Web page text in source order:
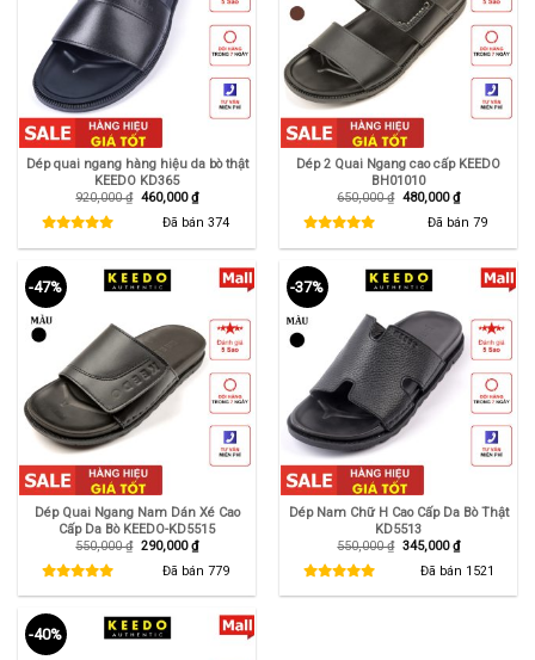
Dép quai ngang hàng hiệu da bò thật
KEEDO KD365
920,000₫ Giá
460,000₫Giá
hiện
tại
Đã bán 374
Dép 2 Quai Ngang cao cấp KEEDO
BH01010
650,000₫ Giá
480,000₫Giá
hiện
tại
Đã bán 79
-47%
Dép Quai Ngang Nam Dán Xé Cao
Cấp Da Bò KEEDO-KD5515
550,000₫ Giá
550,000 ₫.
290,000₫Giá
hiện
tại
là:
290,000 ₫.
Đã bán 779
-37%
Dép Nam Chữ H Cao Cấp Da Bò Thật
KD5513
550,000₫ Giá
550,000 ₫.
345,000₫Giá
hiện
tại
là:
345,000 ₫.
Đã bán 1521
-40%